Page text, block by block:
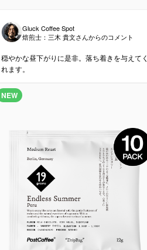
Gluck Coffee Spot
焙煎士： 三木 貴文さんからのコメント
穏やかな昼下がりに是非。落ち着きを与えてく
れます。
NEW